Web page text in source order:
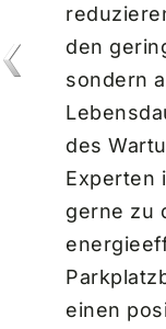
den
sondern
des
Experten
gerne zu
einen